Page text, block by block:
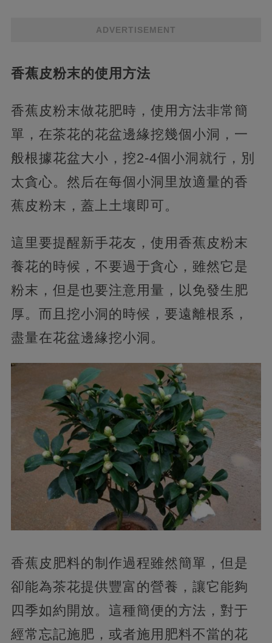
ADVERTISEMENT
香蕉皮粉末的使用方法
香蕉皮粉末做花肥時，使用方法非常簡
單，在茶花的花盆邊緣挖幾個小洞，一
般根據花盆大小，挖2-4個小洞就行，別
太貪心。然后在每個小洞里放適量的香
蕉皮粉末，蓋上土壤即可。
這里要提醒新手花友，使用香蕉皮粉末
養花的時候，不要過于貪心，雖然它是
粉末，但是也要注意用量，以免發生肥
厚。而且挖小洞的時候，要遠離根系，
盡量在花盆邊緣挖小洞。
香蕉皮肥料的制作過程雖然簡單，但是
卻能為茶花提供豐富的營養，讓它能夠
四季如約開放。這種簡便的方法，對于
經常忘記施肥，或者施用肥料不當的花